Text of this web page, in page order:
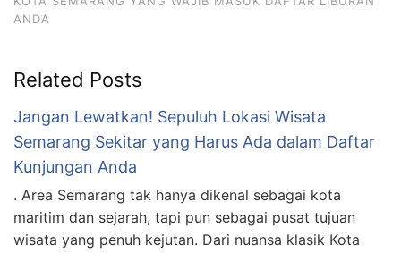
ANDA
Related Posts
Jangan Lewatkan! Sepuluh Lokasi Wisata
Semarang Sekitar yang Harus Ada dalam Daftar
Kunjungan Anda
. Area Semarang tak hanya dikenal sebagai kota
maritim dan sejarah, tapi pun sebagai pusat tujuan
wisata yang penuh kejutan. Dari nuansa klasik Kota